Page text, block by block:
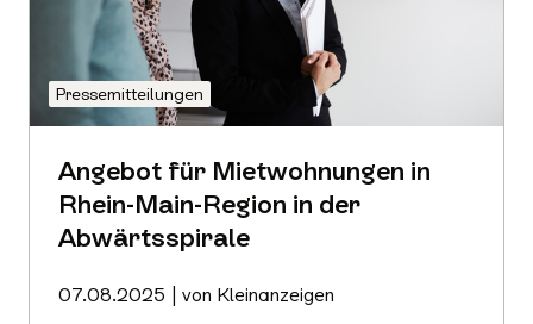
Angebot für Mietwohnungen in
Rhein-Main-Region in der
Abwärtsspirale
07.08.2025 | von Kleinanzeigen
Pressemitteilungen